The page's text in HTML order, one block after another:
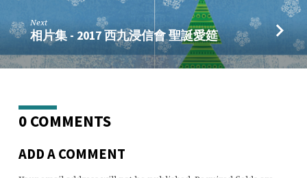
Next
相片集 - 2017 西九浸信會 聖誕愛筵
0 COMMENTS
ADD A COMMENT